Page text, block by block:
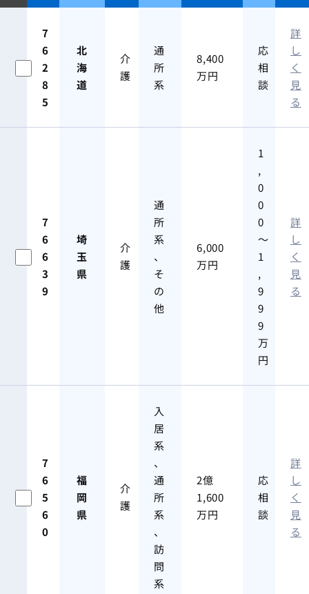
7
6
2
8
5
北
海
道
介
護
通
所
系
8,400
万円
応
相
談
詳
し
く
見
る
7
6
6
3
9
埼
玉
県
介
護
通
所
系
、
そ
の
他
6,000
万円
1
,
0
0
0
～
1
,
9
9
9
万
円
詳
し
く
見
る
7
6
5
6
0
福
岡
県
介
護
入
居
系
、
通
所
系
、
訪
問
系
2億
1,600
万円
応
相
談
詳
し
く
見
る